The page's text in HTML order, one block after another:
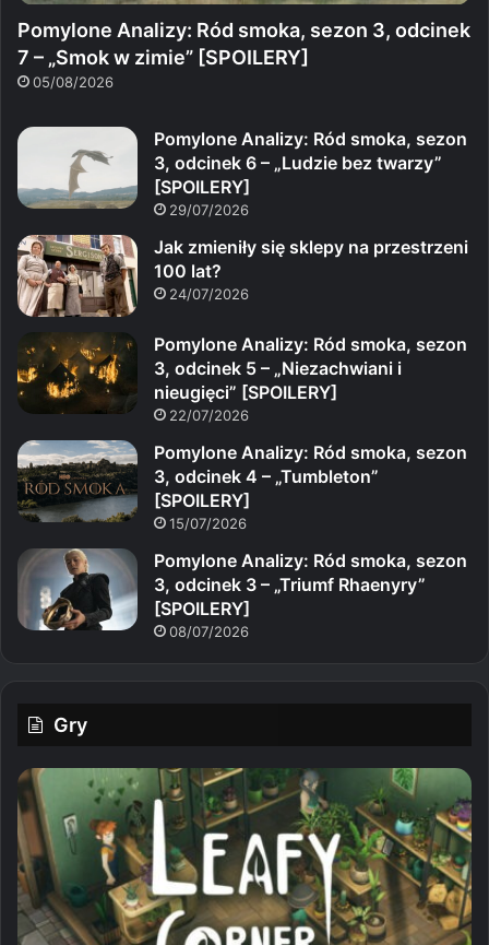
Pomylone Analizy: Ród smoka, sezon 3, odcinek
7 – „Smok w zimie” [SPOILERY]
05/08/2026
Pomylone Analizy: Ród smoka, sezon
3, odcinek 6 – „Ludzie bez twarzy”
[SPOILERY]
29/07/2026
Jak zmieniły się sklepy na przestrzeni
100 lat?
24/07/2026
Pomylone Analizy: Ród smoka, sezon
3, odcinek 5 – „Niezachwiani i
nieugięci” [SPOILERY]
22/07/2026
Pomylone Analizy: Ród smoka, sezon
3, odcinek 4 – „Tumbleton”
[SPOILERY]
15/07/2026
Pomylone Analizy: Ród smoka, sezon
3, odcinek 3 – „Triumf Rhaenyry”
[SPOILERY]
08/07/2026
Gry